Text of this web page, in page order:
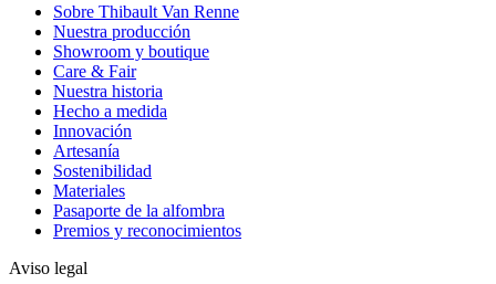
Sobre Thibault Van Renne
Nuestra producción
Showroom y boutique
Care & Fair
Nuestra historia
Hecho a medida
Innovación
Artesanía
Sostenibilidad
Materiales
Pasaporte de la alfombra
Premios y reconocimientos
Aviso legal